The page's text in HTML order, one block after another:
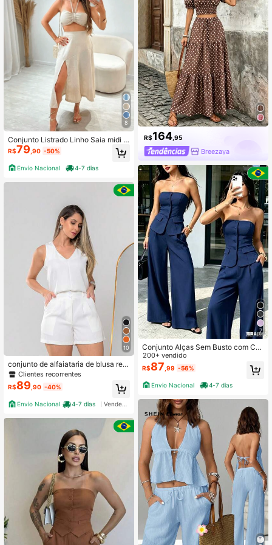
8
Conjunto Listrado Linho Saia midi e
Cropped Linho
R$79 ,90 -50%
Envio Nacional 4-7 dias
10
conjunto de alfaiataria de blusa reg
ata e shortes C3046
Clientes recorrentes
R$89 ,90 -40%
Envio Nacional 4-7 dias
R$164,95
Breezaya
7
Conjunto Alças Sem Busto com Cal
ça Wide Leg - Estilo Elegante para
Mulheres
200+ vendido
R$87 ,99 -56%
Envio Nacional 4-7 dias